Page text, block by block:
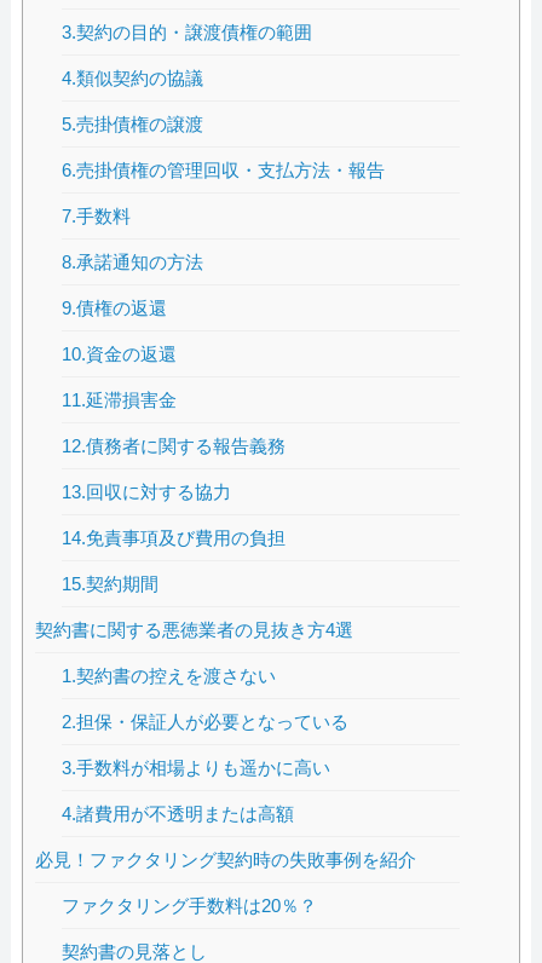
3.契約の目的・譲渡債権の範囲
4.類似契約の協議
5.売掛債権の譲渡
6.売掛債権の管理回収・支払方法・報告
7.手数料
8.承諾通知の方法
9.債権の返還
10.資金の返還
11.延滞損害金
12.債務者に関する報告義務
13.回収に対する協力
14.免責事項及び費用の負担
15.契約期間
契約書に関する悪徳業者の見抜き方4選
1.契約書の控えを渡さない
2.担保・保証人が必要となっている
3.手数料が相場よりも遥かに高い
4.諸費用が不透明または高額
必見！ファクタリング契約時の失敗事例を紹介
ファクタリング手数料は20％？
契約書の見落とし